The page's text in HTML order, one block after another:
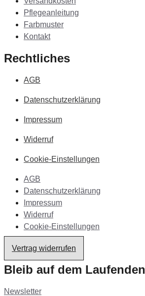
Pflegeanleitung
Farbmuster
Kontakt
Rechtliches
AGB
Datenschutzerklärung
Impressum
Widerruf
Cookie-Einstellungen
AGB
Datenschutzerklärung
Impressum
Widerruf
Cookie-Einstellungen
Vertrag widerrufen
Bleib auf dem Laufenden
Newsletter